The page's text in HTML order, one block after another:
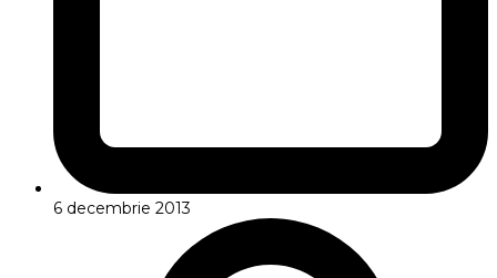
6 decembrie 2013